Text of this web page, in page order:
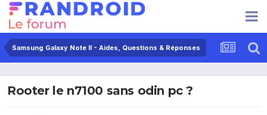
Samsung Galaxy Note II - Aides, Questions & Réponses
Rooter le n7100 sans odin pc ?